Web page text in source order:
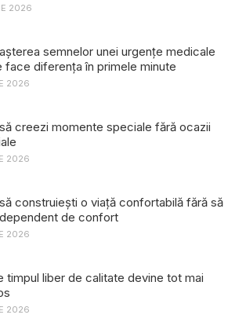
2026
semnelor unei urgențe medicale
face diferența în primele minute
2026
creezi momente speciale fără ocazii
2026
construiești o viață confortabilă fără să
de confort
2026
timpul liber de calitate devine tot mai
2026